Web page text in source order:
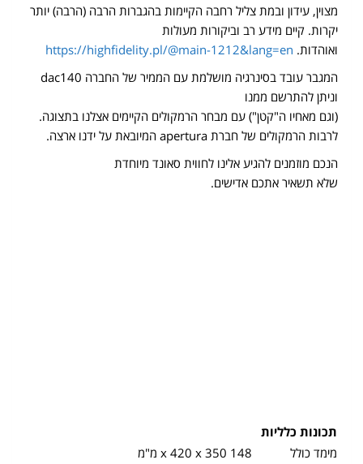
מצוין, עידון ובמת צליל רחבה הקיימות בהגברות הרבה (הרבה) יותר
יקרות. קיים מידע רב וביקורות מעולות
ואוהדות. https://highfidelity.pl/@main-1212&lang=en
המגבר עובד בסינרגיה מושלמת עם הממיר של החברה dac140
וניתן להתרשם ממנו
(וגם מאחיו ה"קטן") עם מבחר הרמקולים הקיימים אצלנו בתצוגה.
לרבות הרמקולים של חברת apertura המיובאת על ידנו ארצה.
הנכם מוזמנים להגיע אלינו לחווית סאונד מיוחדת
שלא תשאיר אתכם אדישים.
תכונות כלליות
מימד כולל
148 x 420 x 350 מ"מ